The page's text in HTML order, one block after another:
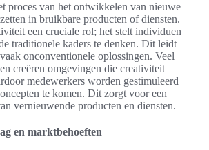
proces van het ontwikkelen van nieuwe
in bruikbare producten of diensten.
een cruciale rol; het stelt individuen
traditionele kaders te denken. Dit leidt
onconventionele oplossingen. Veel
creëren omgevingen die creativiteit
medewerkers worden gestimuleerd
te komen. Dit zorgt voor een
vernieuwende producten en diensten.
en marktbehoeften